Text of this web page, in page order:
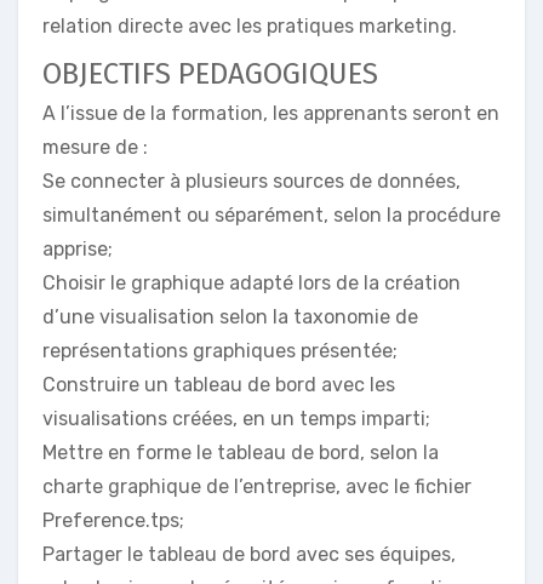
relation directe avec les pratiques marketing.
OBJECTIFS PEDAGOGIQUES
A l’issue de la formation, les apprenants seront en
mesure de :
Se connecter à plusieurs sources de données,
simultanément ou séparément, selon la procédure
apprise;
Choisir le graphique adapté lors de la création
d’une visualisation selon la taxonomie de
représentations graphiques présentée;
Construire un tableau de bord avec les
visualisations créées, en un temps imparti;
Mettre en forme le tableau de bord, selon la
charte graphique de l’entreprise, avec le fichier
Preference.tps;
Partager le tableau de bord avec ses équipes,